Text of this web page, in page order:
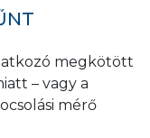
mindenkori, a
és
megkötött
– vagy a
mérő